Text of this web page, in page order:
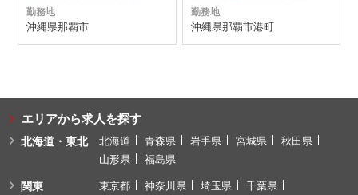
勤務地
沖縄県那覇市
勤務地
沖縄県那覇市港町
エリアから求人を探す
北海道・東北 北海道 青森県 岩手県 宮城県
秋田県
山形県
福島県
関東 東京都 神奈川県 埼玉県
千葉県